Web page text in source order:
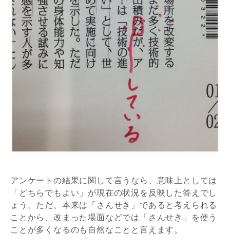
アンケートの結果に関して言うなら、意味上としては
「どちらでもよい」が現在の状況を反映した答えでし
ょう。ただ、本来は「さんせき」であると考えられる
ことから、改まった場面などでは「さんせき」を使う
ことが多くなるのも自然なことと言えます。